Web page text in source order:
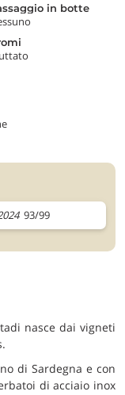
in botte
93/99
nasce dai vigneti
di Sardegna e con
di acciaio inox